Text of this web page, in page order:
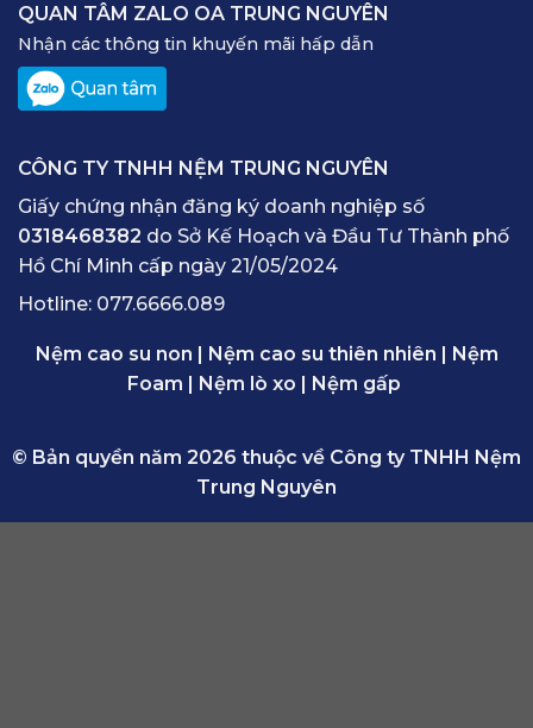
QUAN TÂM ZALO OA TRUNG NGUYÊN
Nhận các thông tin khuyến mãi hấp dẫn
CÔNG TY TNHH NỆM TRUNG NGUYÊN
Giấy chứng nhận đăng ký doanh nghiệp số
0318468382 do Sở Kế Hoạch và Đầu Tư Thành phố
Hồ Chí Minh cấp ngày 21/05/2024
Hotline: 077.6666.089
Nệm cao su non Nệm cao su thiên nhiên
Nệm
Foam
Nệm lò xo Nệm gấp
© Bản quyền năm 2026 thuộc về Công ty TNHH Nệm
Trung Nguyên